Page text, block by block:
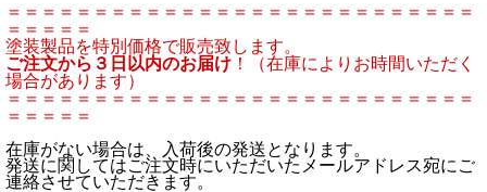
＝＝＝＝＝＝＝＝＝＝＝＝＝＝＝＝＝＝＝＝＝＝＝＝＝＝＝
＝＝＝＝＝
塗装製品を特別価格で販売致します。
ご注文から３日以内のお届け ！（在庫によりお時間いただく
場合があります）
＝＝＝＝＝＝＝＝＝＝＝＝＝＝＝＝＝＝＝＝＝＝＝＝＝＝＝
＝＝＝＝＝
在庫がない場合は、入荷後の発送となります。
発送に関してはご注文時にいただいたメールアドレス宛にご
連絡させていただきます。